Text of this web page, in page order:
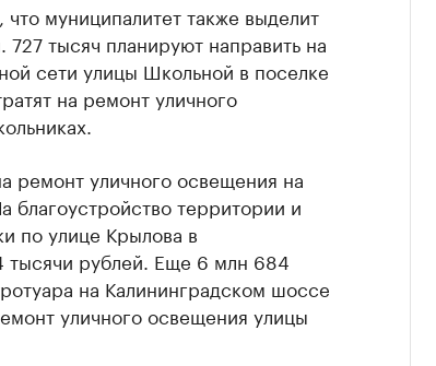
муниципалитет также выделит
тысяч планируют направить на
сети улицы Школьной в поселке
на ремонт уличного
ремонт уличного освещения на
территории и
по улице Крылова в
тысячи рублей. Еще 6 млн 684
на Калининградском шоссе
уличного освещения улицы